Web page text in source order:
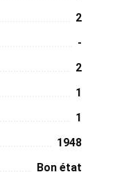
2
-
2
1
1
1948
Bon état